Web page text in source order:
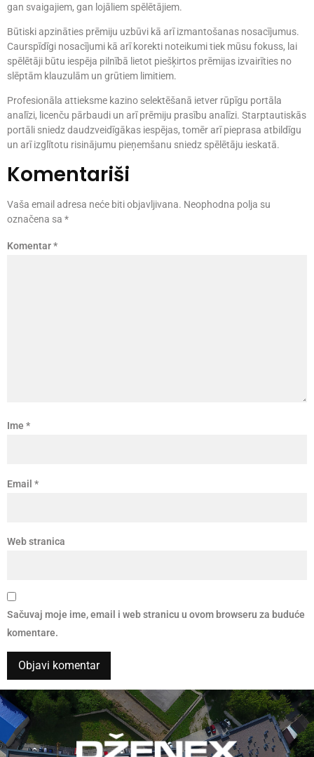
gan svaigajiem, gan lojāliem spēlētājiem.
Būtiski apzināties prēmiju uzbūvi kā arī izmantošanas nosacījumus.
Caurspīdīgi nosacījumi kā arī korekti noteikumi tiek mūsu fokuss, lai
spēlētāji būtu iespēja pilnībā lietot piešķirtos prēmijas izvairīties no
slēptām klauzulām un grūtiem limitiem.
Profesionāla attieksme kazino selektēšanā ietver rūpīgu portāla
analīzi, licenču pārbaudi un arī prēmiju prasību analīzi. Starptautiskās
portāli sniedz daudzveidīgākas iespējas, tomēr arī pieprasa atbildīgu
un arī izglītotu risinājumu pieņemšanu sniedz spēlētāju ieskatā.
Komentariši
Vaša email adresa neće biti objavljivana. Neophodna polja su
označena sa *
Komentar*
Ime *
Email *
Web stranica
Sačuvaj moje ime, email i web stranicu u ovom browseru za buduće
komentare.